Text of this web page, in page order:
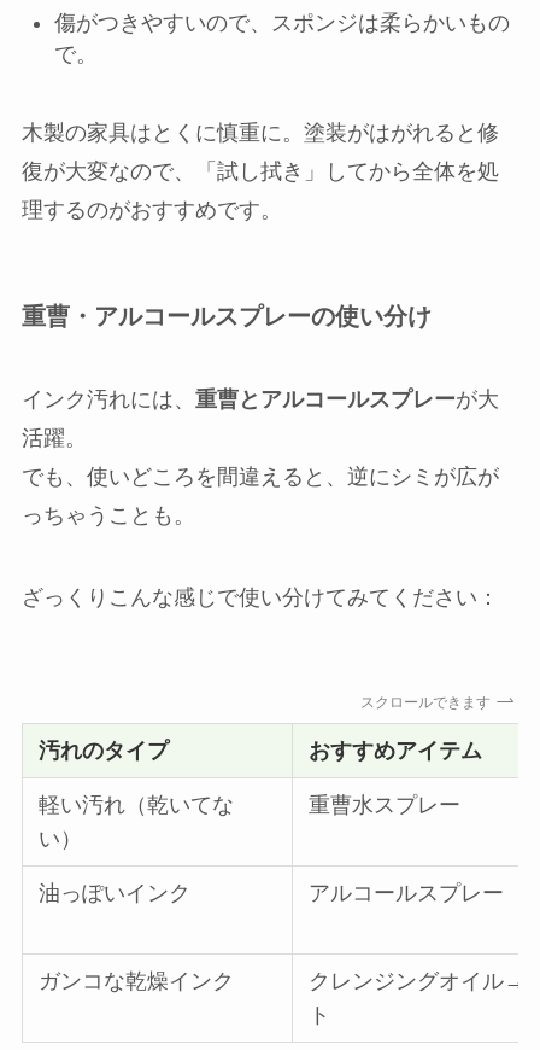
傷がつきやすいので、スポンジは柔らかいもの
で。
木製の家具はとくに慎重に。塗装がはがれると修
復が大変なので、「試し拭き」してから全体を処
理するのがおすすめです。
重曹・アルコールスプレーの使い分け
インク汚れには、 重曹とアルコールスプレーが大
活躍。
でも、使いどころを間違えると、逆にシミが広が
っちゃうことも。
ざっくりこんな感じで使い分けてみてください：
スクロールできます
汚れのタイプ おすすめアイテム
軽い汚れ（乾いてな
い）
重曹水スプレー
油っぽいインク アルコールスプレー
ガンコな乾燥インク
クレンジングオイル→
ト